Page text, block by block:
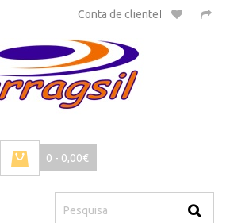
Conta de cliente
0 - 0,00€